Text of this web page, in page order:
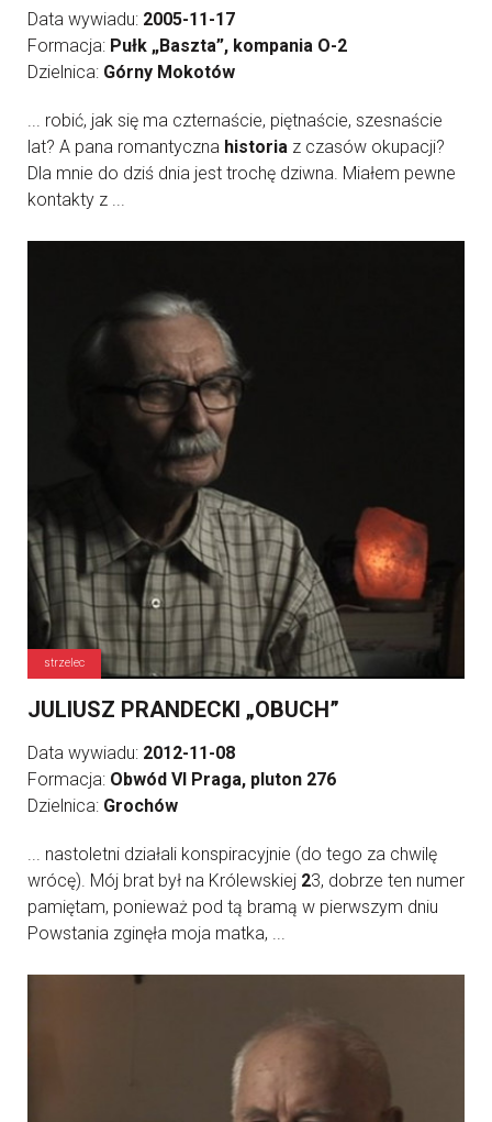
Data wywiadu: 2005-11-17
Formacja: Pułk „Baszta”, kompania O-2
Dzielnica: Górny Mokotów
... robić, jak się ma czternaście, piętnaście, szesnaście
lat? A pana romantyczna historia z czasów okupacji?
Dla mnie do dziś dnia jest trochę dziwna. Miałem pewne
kontakty z ...
strzelec
JULIUSZ PRANDECKI „OBUCH”
Data wywiadu: 2012-11-08
Formacja: Obwód VI Praga, pluton 276
Dzielnica: Grochów
... nastoletni działali konspiracyjnie (do tego za chwilę
wrócę). Mój brat był na Królewskiej 23, dobrze ten numer
pamiętam, ponieważ pod tą bramą w pierwszym dniu
Powstania zginęła moja matka, ...